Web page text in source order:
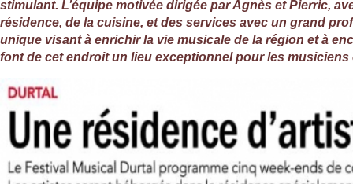
stimulant. L’équipe motivée dirigée par Agnès et Pierric,
résidence, de la cuisine, et des services avec un grand
unique visant à enrichir la vie musicale de la région et à
font de cet endroit un lieu exceptionnel pour les